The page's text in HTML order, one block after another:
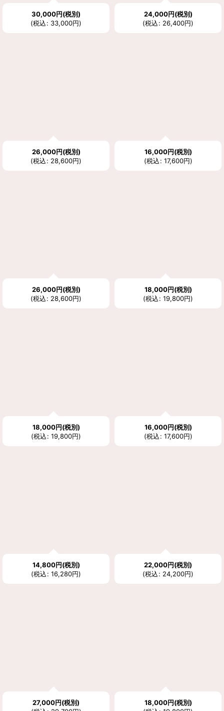
30,000円(税別)
(税込: 33,000円)
24,000円(税別)
(税込: 26,400円)
26,000円(税別)
(税込: 28,600円)
16,000円(税別)
(税込: 17,600円)
26,000円(税別)
(税込: 28,600円)
18,000円(税別)
(税込: 19,800円)
18,000円(税別)
(税込: 19,800円)
16,000円(税別)
(税込: 17,600円)
14,800円(税別)
(税込: 16,280円)
22,000円(税別)
(税込: 24,200円)
27,000円(税別)
18,000円(税別)